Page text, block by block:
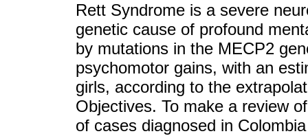
Rett Syndrome is a severe
genetic cause of profound
by mutations in the MECP2
psychomotor gains, with an
girls, according to the
Objectives. To make a review
of cases diagnosed in